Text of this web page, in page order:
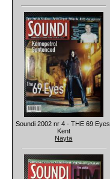
Soundi 2002 nr 4 - THE 69 Eyes,
Kent
Näytä